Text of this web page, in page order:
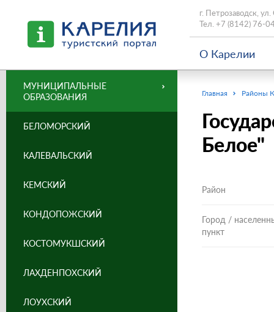
г. Петрозаводск,
Тел. +7 (8142) 76-
О Карелии
Главная Районы
Белое"
Район
Город /
пункт
МУНИЦИПАЛЬНЫЕ
ОБРАЗОВАНИЯ
БЕЛОМОРСКИЙ
КАЛЕВАЛЬСКИЙ
КЕМСКИЙ
КОНДОПОЖСКИЙ
КОСТОМУКШСКИЙ
ЛАХДЕНПОХСКИЙ
ЛОУХСКИЙ